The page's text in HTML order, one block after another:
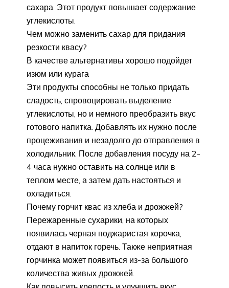
сахара. Этот продукт повышает содержание
углекислоты.
Чем можно заменить сахар для придания
резкости квасу?
В качестве альтернативы хорошо подойдет
изюм или курага
Эти продукты способны не только придать
сладость, спровоцировать выделение
углекислоты, но и немного преобразить вкус
готового напитка. Добавлять их нужно после
процеживания и незадолго до отправления в
холодильник. После добавления посуду на 2-
4 часа нужно оставить на солнце или в
теплом месте, а затем дать настояться и
охладиться.
Почему горчит квас из хлеба и дрожжей?
Пережаренные сухарики, на которых
появилась черная поджаристая корочка,
отдают в напиток горечь. Также неприятная
горчинка может появиться из-за большого
количества живых дрожжей.